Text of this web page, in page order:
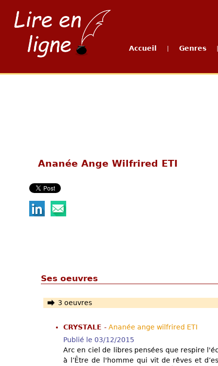
Accueil Genres
Ananée Ange Wilfrired ETI
Ses oeuvres
3 oeuvres
CRYSTALE - Ananée ange wilfrired ETI
Publié le 03/12/2015
Arc en ciel de libres pensées que respire
à l’Être de l'homme qui vit de rêves et